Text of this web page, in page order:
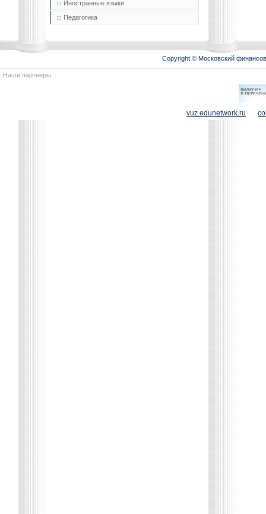
Иностранные языки
Педагогика
Copyright © Московский
Наши партнеры:
vuz.edunetwork.ru